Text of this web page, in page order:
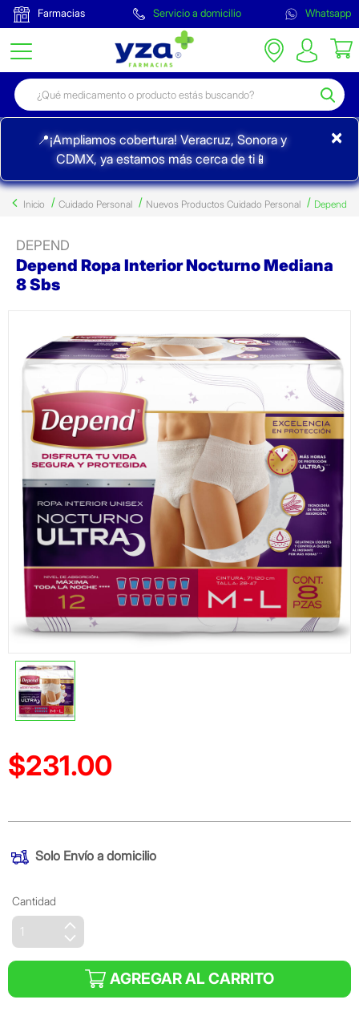
Farmacias Servicio a domicilio Whatsapp
📍¡Ampliamos cobertura! Veracruz, Sonora y
CDMX, ya estamos más cerca de ti📱
×
Inicio Cuidado Personal Nuevos Productos Cuidado Personal Depend
DEPEND
Depend Ropa Interior Nocturno Mediana
8 Sbs
Precio reducido de
$231.00
SoloEnvío a domicilio
Cantidad
AGREGAR AL CARRITO